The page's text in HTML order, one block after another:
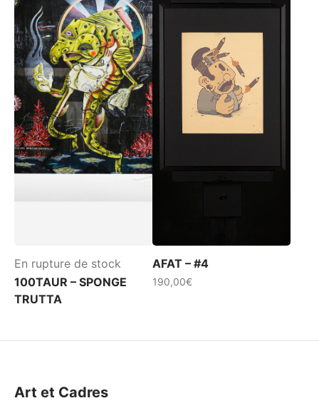
variations.
Les
options
peuvent
être
choisies
sur
la
page
du
En rupture de stock
100TAUR – SPONGE
TRUTTA
AFAT – #4
190,00€
Art et Cadres